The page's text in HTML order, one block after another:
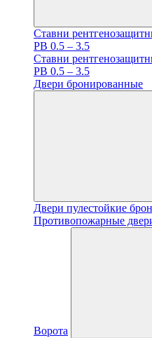
Ставни
PB 0.5 – 3.5
Ставни
PB 0.5 – 3.5
Двери бронированные
Двери пулестойкие
Противопожарные
Ворота